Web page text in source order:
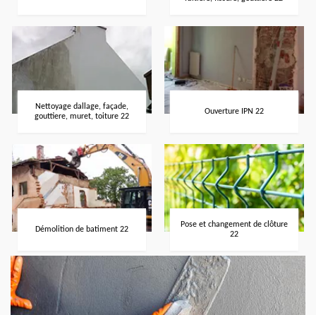
Nettoyage dallage, façade,
gouttiere, muret, toiture 22
Ouverture IPN 22
Démolition de batiment 22
Pose et changement de clôture
22